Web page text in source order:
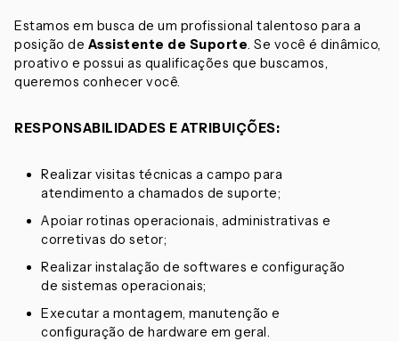
Estamos em busca de um profissional talentoso para a
posição de Assistente de Suporte. Se você é dinâmico,
proativo e possui as qualificações que buscamos,
queremos conhecer você.
RESPONSABILIDADES E ATRIBUIÇÕES:
Realizar visitas técnicas a campo para
atendimento a chamados de suporte;
Apoiar rotinas operacionais, administrativas e
corretivas do setor;
Realizar instalação de softwares e configuração
de sistemas operacionais;
Executar a montagem, manutenção e
configuração de hardware em geral.